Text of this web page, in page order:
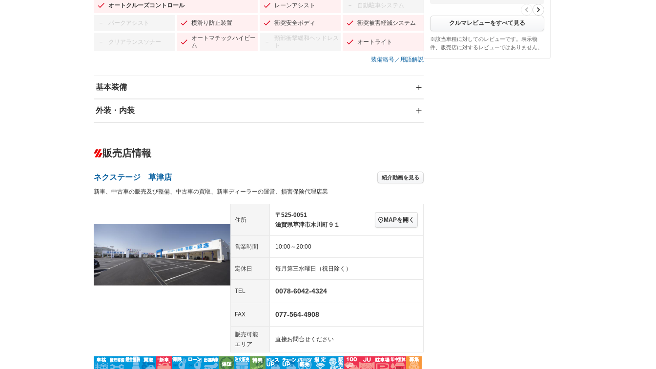
オートクルーズコントロール レーンアシスト － 自動駐車システム
－ パークアシスト 横滑り防止装置 衝突安全ボディ 衝突被害軽減システム
－ クリアランスソナー
オートマチックハイビー
ム
－
頸部衝撃緩和ヘッドレス
ト
オートライト
装備略号／用語解説
基本装備
エアバッグ：運転席/助手席
－ ダウンヒルアシストコントロール
Bluetooth接続 センターデフロック
装備略号／用語解説
外装・内装
オーディオ：CDまたはCDチェンジャー／ミュージック
サーバー
－
ヘッドライトウォッシャ
ー
キーレス
LEDヘッドランプ － HID(キセノンライト) － ポータブルナビ
スマートキー ローダウン
3列シート ベンチシート
フルフラットシート － チップアップシート オットマン
シートヒーター ウォークスルー 後席モニター
販売店情報
ネクステージ 草津店 紹介動画を見る
新車、中古車の販売及び整備、中古車の買取、新車ディーラーの運営、損害保険代理店業
住所
〒525-0051
滋賀県草津市木川町９１
MAPを開く
営業時間 10:00～20:00
定休日 毎月第三水曜日（祝日除く）
TEL 0078-6042-4324
FAX 077-564-4908
販売可能
エリア
直接お問合せください
車椅子用のスロープをしまうと立った
クルマレビューをすべて見る
※該当車種に対してのレビューです。表示物
件、販売店に対するレビューではありません。